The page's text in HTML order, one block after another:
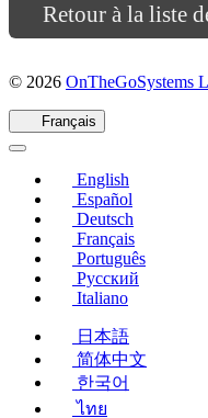
Retour à la liste
© 2026 OnTheGoSystems
Français
English
Español
Deutsch
Français
Português
Русский
Italiano
日本語
简体中文
한국어
ไทย